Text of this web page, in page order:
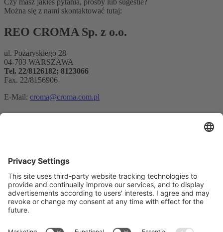
Czy masz jakieś pytania, prośby lub sugestie?
Można się z nami skontaktować tutaj:
REO CROMA Sp. z o.o.
ul. Pożaryskiego 28
04-703 WARSZAWA
Tel. 22/8126182; 8123066
Fax. 22/8156906
E-Mail: croma@croma.com.pl
Tak, potwierdzam, że chcę otrzymywać biuletyn informacyjny
REO AG i że jestem poinformowany o przetwarzaniu moich
danych.
wysyłając formularz, przyjmujesz do wiadomości, że podane przez